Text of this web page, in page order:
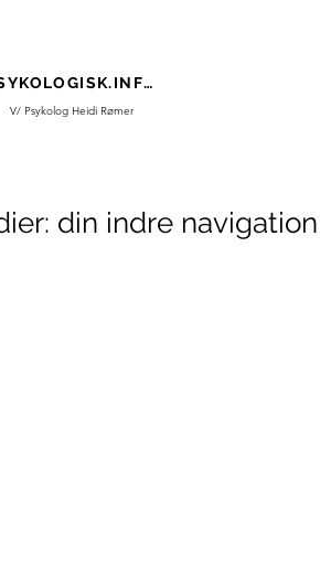
PSYKOLOGISK.INFO
V/ Psykolog Heidi Rømer
din indre navigation